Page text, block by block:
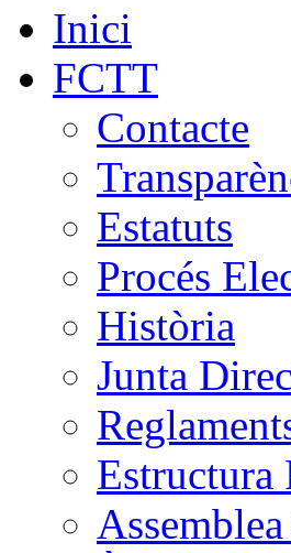
Inici
FCTT
Contacte
Estatuts
Procés
Història
Junta
Estructura